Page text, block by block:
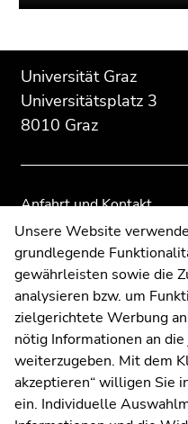
des
Seitenbereichs:
Zusatzinformationen:
Universität Graz
Universitätsplatz 3
8010 Graz
Anfahrt und Kontakt
Kommunikation und
Moodle
UNIGRAZonline
Impressum
Datenschutzerklärung
Cookie-Einstellungen
Barrierefreiheitserklärung
dieses
Seitenbereichs.
dieses
Seitenbereichs.
Unsere Website
grundlegende
gewährleisten sowie die
analysieren bzw. um
zielgerichtete Werbung
nötig Informationen an
weiterzugeben. Mit dem
akzeptieren“ willigen Sie
ein. Individuelle